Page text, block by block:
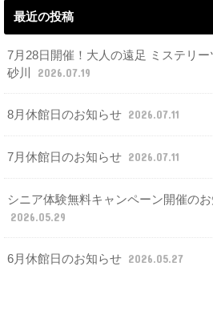
最近の投稿
7月28日開催！大人の遠足 ミステリー
砂川
2026.07.19
8月休館日のお知らせ 2026.07.11
7月休館日のお知らせ 2026.07.11
シニア体験無料キャンペーン開催の
2026.05.29
6月休館日のお知らせ 2026.05.27